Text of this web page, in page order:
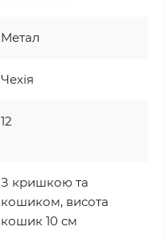
Метал
Чехія
12
З кришкою та
кошиком, висота
кошик 10 см